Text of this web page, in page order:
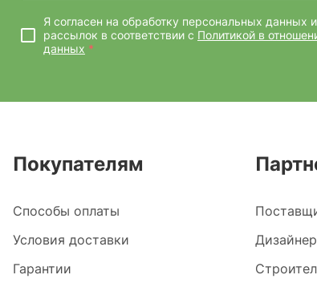
Я согласен на обработку персональных данных
рассылок в соответствии с Политикой в
данных *
Покупателям
Способы оплаты
Условия доставки
Гарантии